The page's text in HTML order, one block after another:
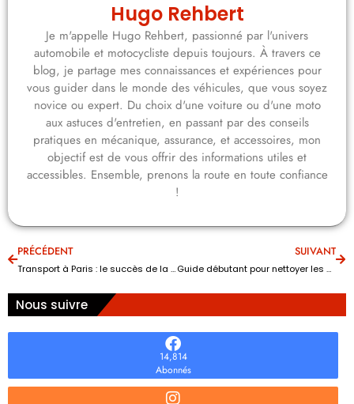
Hugo Rehbert
Je m'appelle Hugo Rehbert, passionné par l'univers
automobile et motocycliste depuis toujours. À travers ce
blog, je partage mes connaissances et expériences pour
vous guider dans le monde des véhicules, que vous soyez
novice ou expert. Du choix d'une voiture ou d'une moto
aux astuces d'entretien, en passant par des conseils
pratiques en mécanique, assurance, et accessoires, mon
objectif est de vous offrir des informations utiles et
accessibles. Ensemble, prenons la route en toute confiance
!
PRÉCÉDENT
Transport à Paris : le succès de la location des 2 roues
SUIVANT
Guide débutant pour nettoyer les sièges en cuir d’une voiture
Nous suivre
14,814
Abonnés